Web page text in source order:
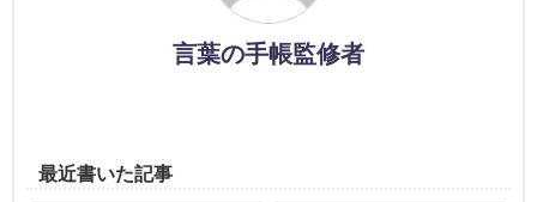
言葉の手帳監修者
最近書いた記事